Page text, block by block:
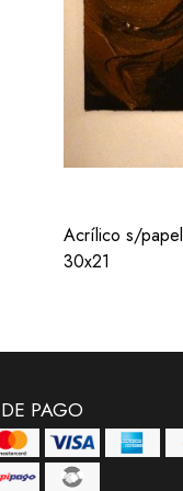
Acrílico s/papel
30x21
PAGO